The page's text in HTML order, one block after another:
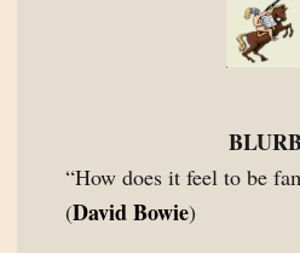
“How does it feel to be
(David Bowie)